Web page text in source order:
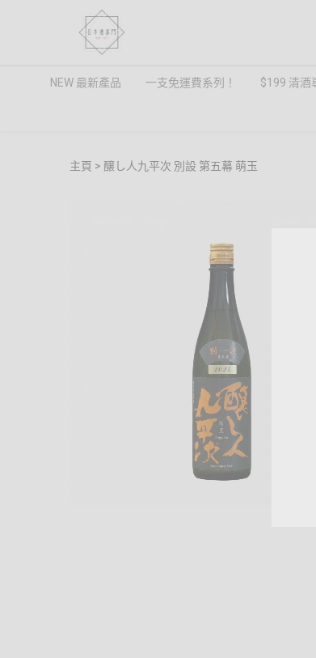
NEW 最新產品 一支免運費系列！ $199 清酒
主頁 醸し人九平次 別設 第五幕 萌玉